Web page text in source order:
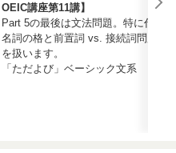
OEIC講座第11講】
Part 5の最後は文法問題。特に代
名詞の格と前置詞 vs. 接続詞問題
を扱います。
「ただよび」ベーシック文系